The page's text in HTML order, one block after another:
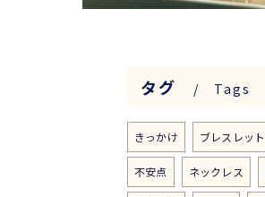
タグ Tags
きっかけ ブレスレット
不安点 ネックレス